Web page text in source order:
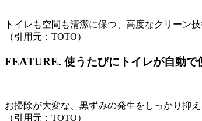
トイレも空間も清潔に保つ、高度なクリーン
（引用元：TOTO）
FEATURE. 使うたびにトイレが自動で
お掃除が大変な、黒ずみの発生をしっかり抑
（引用元：TOTO）